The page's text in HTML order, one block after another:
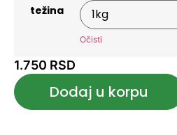
težina
Očisti
1.750 RSD
Dodaj u korpu